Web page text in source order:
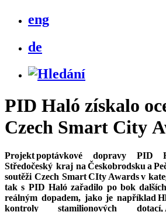
eng
de
PID Haló získalo
Czech Smart City
Projekt poptávkové dopravy PID
Středočeský kraj na Českobrodsku a
soutěži Czech Smart CIty Awards v
tak s PID Haló zařadilo po bok
reálným dopadem, jako je například
kontroly stamilionových